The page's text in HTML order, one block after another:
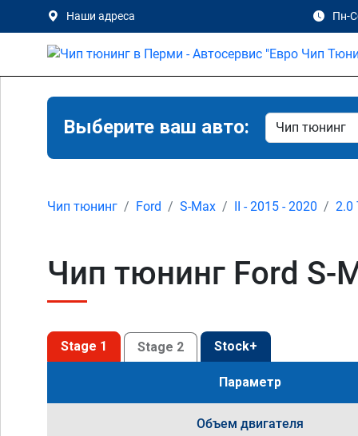
Наши адреса Пн-
Выберите ваш авто:
Чип тюнинг Ford S-Max II - 2015 - 2020 2.0
Чип тюнинг Ford S-
Stage 1 Stage 2 Stock+
Параметр
Объем двигателя